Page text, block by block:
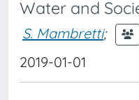
Water and
S. Mambretti;
2019-01-01